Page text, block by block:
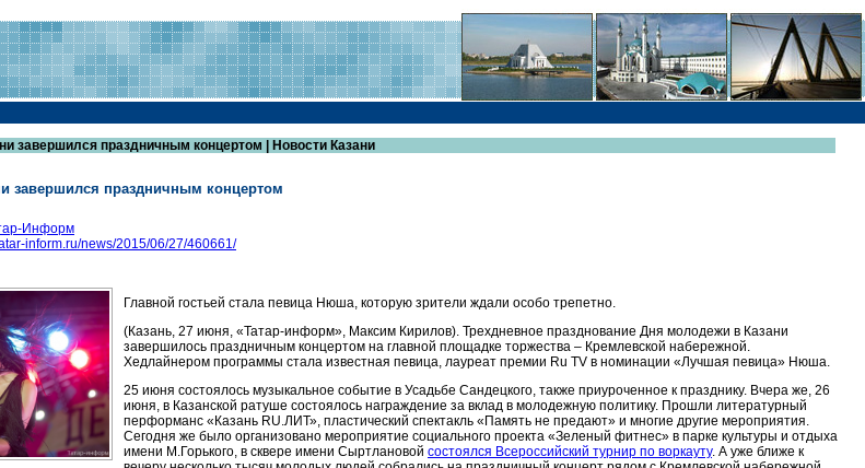
завершился праздничным концертом | Новости Казани
завершился праздничным концертом
Информ
inform.ru/news/2015/06/27/460661/
Главной гостьей стала певица Нюша, которую зрители ждали особо трепетно.
(Казань, 27 июня, «Татар-информ», Максим Кирилов). Трехдневное празднование Дня молодежи в Казани
завершилось праздничным концертом на главной площадке торжества – Кремлевской набережной.
Хедлайнером программы стала известная певица, лауреат премии Ru TV в номинации «Лучшая певица» Нюша.
25 июня состоялось музыкальное событие в Усадьбе Сандецкого, также приуроченное к празднику. Вчера же, 26
июня, в Казанской ратуше состоялось награждение за вклад в молодежную политику. Прошли литературный
перформанс «Казань RU.ЛИТ», пластический спектакль «Память не предают» и многие другие мероприятия.
Сегодня же было организовано мероприятие социального проекта «Зеленый фитнес» в парке культуры и отдыха
имени М.Горького, в сквере имени Сыртлановой состоялся Всероссийский турнир по воркауту. А уже ближе к